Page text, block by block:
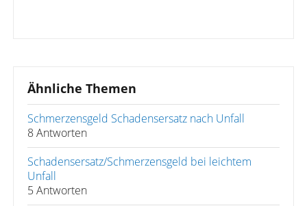
Ähnliche Themen
Schmerzensgeld Schadensersatz nach Unfall
8 Antworten
Schadensersatz/Schmerzensgeld bei leichtem
Unfall
5 Antworten